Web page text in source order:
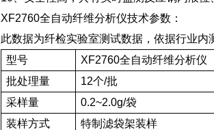
XF2760全自动纤维分析仪技术参数：
此数据为纤检实验室测试数据，依据行业内
型号
XF2760全自动纤维分析仪
批处理量
12个/批
采样量
0.2~2.0g/袋
装样方式
特制滤袋架装样